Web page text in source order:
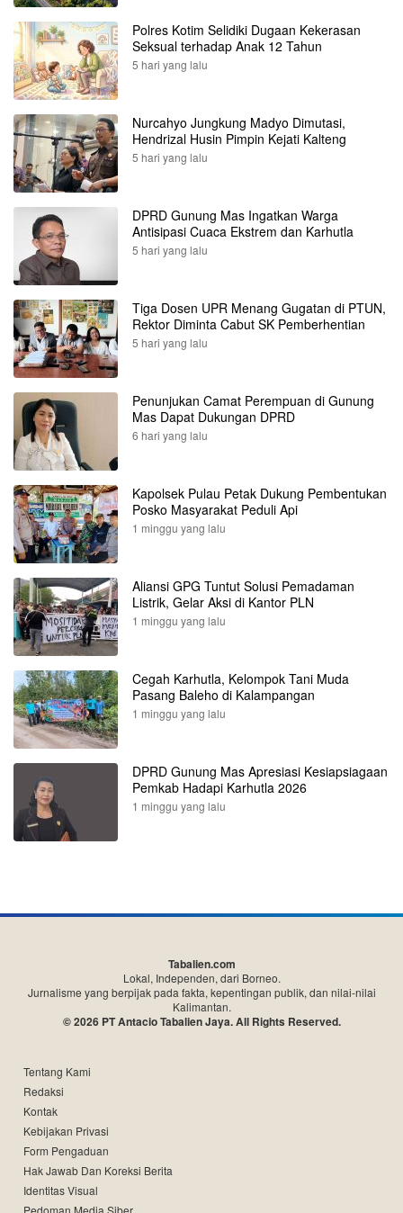
Polres Kotim Selidiki Dugaan Kekerasan
Seksual terhadap Anak 12 Tahun
5 hari yang lalu
Nurcahyo Jungkung Madyo Dimutasi,
Hendrizal Husin Pimpin Kejati Kalteng
5 hari yang lalu
DPRD Gunung Mas Ingatkan Warga
Antisipasi Cuaca Ekstrem dan Karhutla
5 hari yang lalu
Tiga Dosen UPR Menang Gugatan di PTUN,
Rektor Diminta Cabut SK Pemberhentian
5 hari yang lalu
Penunjukan Camat Perempuan di Gunung
Mas Dapat Dukungan DPRD
6 hari yang lalu
Kapolsek Pulau Petak Dukung Pembentukan
Posko Masyarakat Peduli Api
1 minggu yang lalu
Aliansi GPG Tuntut Solusi Pemadaman
Listrik, Gelar Aksi di Kantor PLN
1 minggu yang lalu
Cegah Karhutla, Kelompok Tani Muda
Pasang Baleho di Kalampangan
1 minggu yang lalu
DPRD Gunung Mas Apresiasi Kesiapsiagaan
Pemkab Hadapi Karhutla 2026
1 minggu yang lalu
Tabalien.com
Lokal, Independen, dari Borneo.
Jurnalisme yang berpijak pada fakta, kepentingan publik, dan nilai-nilai
Kalimantan.
© 2026 PT Antacio Tabalien Jaya. All Rights Reserved.
Tentang Kami
Redaksi
Kontak
Kebijakan Privasi
Form Pengaduan
Hak Jawab Dan Koreksi Berita
Identitas Visual